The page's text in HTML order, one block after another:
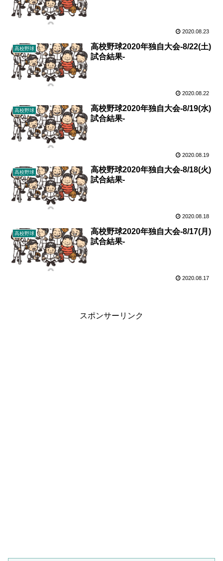
2020.08.23
高校野球
高校野球2020年独自大会-8/22(土)
試合結果-
2020.08.22
高校野球
高校野球2020年独自大会-8/19(水)
試合結果-
2020.08.19
高校野球
高校野球2020年独自大会-8/18(火)
試合結果-
2020.08.18
高校野球
高校野球2020年独自大会-8/17(月)
試合結果-
2020.08.17
スポンサーリンク